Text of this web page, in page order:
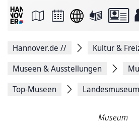
Seite
Facebook
teilen
Seitenlink
Hannover.de //
Kultur &
Museen & Ausstellungen
Top-Museen
Landesmuseum
Museum